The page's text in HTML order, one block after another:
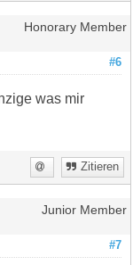
Honorary Member
#6
was mir
Zitieren
Junior Member
#7